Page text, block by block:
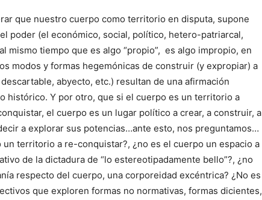
que nuestro cuerpo como territorio en disputa, supone
poder (el económico, social, político, hetero-patriarcal,
mismo tiempo que es algo “propio”, es algo impropio, en
modos y formas hegemónicas de construir (y expropiar) a
abyecto, etc.) resultan de una afirmación
histórico. Y por otro, que si el cuerpo es un territorio a
el cuerpo es un lugar político a crear, a construir, a
a explorar sus potencias…ante esto, nos preguntamos…
territorio a re-conquistar?, ¿no es el cuerpo un espacio a
de la dictadura de “lo estereotipadamente bello”?, ¿no
respecto del cuerpo, una corporeidad excéntrica? ¿No es
que exploren formas no normativas, formas dicientes,